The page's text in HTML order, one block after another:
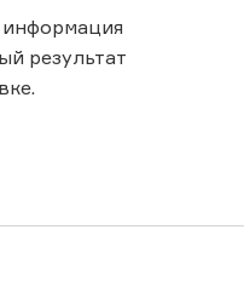
результат